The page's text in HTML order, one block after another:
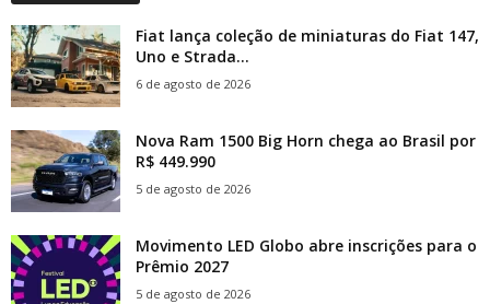
Fiat lança coleção de miniaturas do Fiat 147,
Uno e Strada...
6 de agosto de 2026
Nova Ram 1500 Big Horn chega ao Brasil por
R$ 449.990
5 de agosto de 2026
Movimento LED Globo abre inscrições para o
Prêmio 2027
5 de agosto de 2026